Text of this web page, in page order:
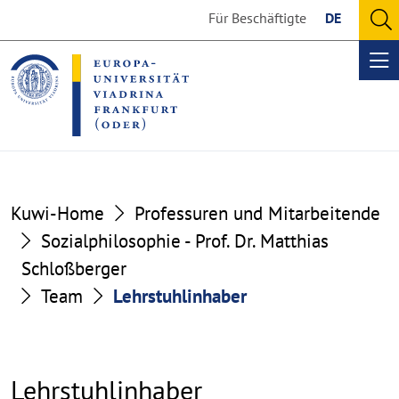
the
content
section
the
footer
section
Für Beschäftigte DE
Kuwi-Home
Professuren und Mitarbeitende
Sozialphilosophie - Prof. Dr. Matthias
Schloßberger
Team
Lehrstuhlinhaber
Lehrstuhlinhaber